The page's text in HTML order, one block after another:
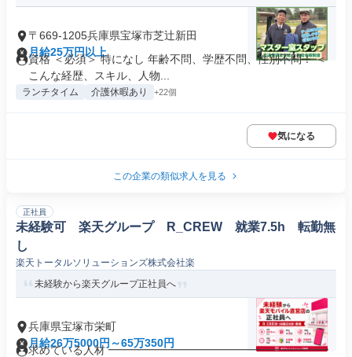
〒669-1205兵庫県宝塚市芝辻新田
月給25万円以上
資格 ＜必須＞ 特になし 年齢不問、学歴不問、性別不問！ ＜
こんな経歴、スキル、人物...
ランチタイム 介護休暇あり +22個
気になる
この企業の類似求人を見る
正社員
未経験可 楽天グループ R_CREW 就業7.5h 転勤無
し
楽天トータルソリューションズ株式会社楽
未経験から楽天グループ正社員へ
兵庫県宝塚市栄町
月給26万5000円～65万350円
求めている人材 ━━━━━━━━━━━━━━━━━━━━